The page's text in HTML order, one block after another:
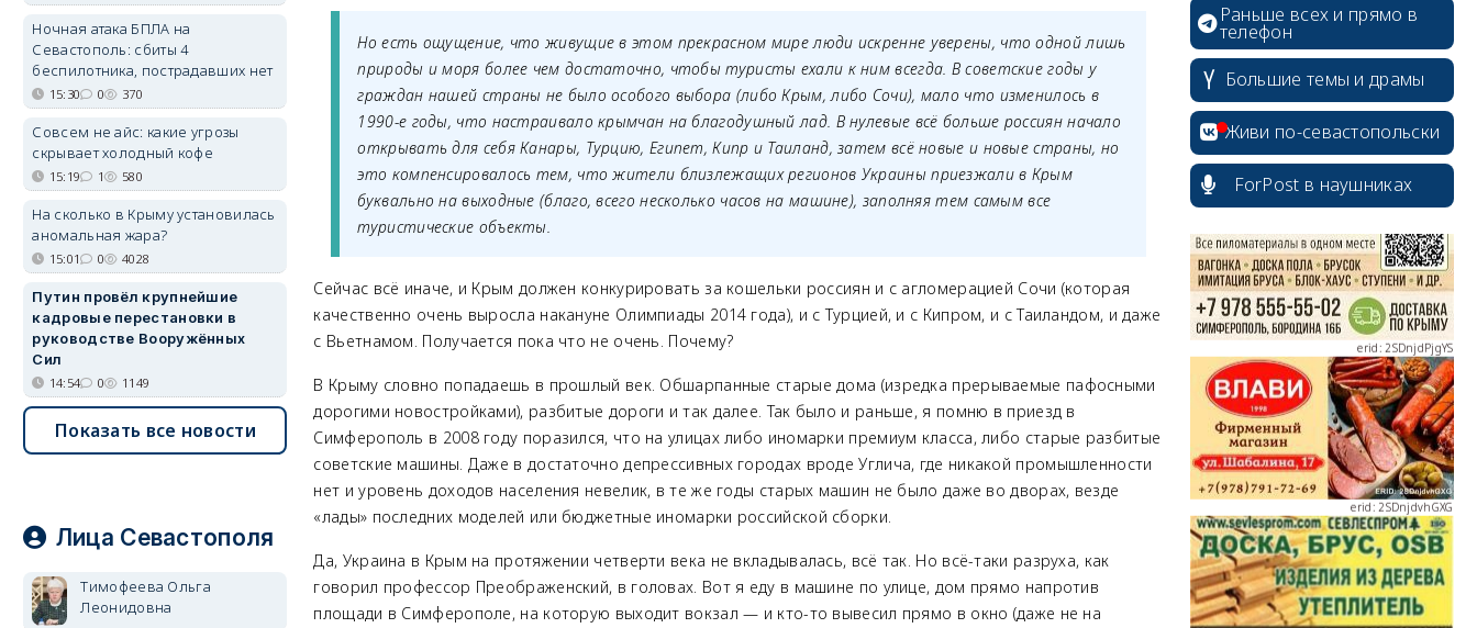
Но есть ощущение, что живущие в этом прекрасном мире люди искренне уверены, что одной лишь
природы и моря более чем достаточно, чтобы туристы ехали к ним всегда. В советские годы у
граждан нашей страны не было особого выбора (либо Крым, либо Сочи), мало что изменилось в
1990-е годы, что настраивало крымчан на благодушный лад. В нулевые всё больше россиян начало
открывать для себя Канары, Турцию, Египет, Кипр и Таиланд, затем всё новые и новые страны, но
это компенсировалось тем, что жители близлежащих регионов Украины приезжали в Крым
буквально на выходные (благо, всего несколько часов на машине), заполняя тем самым все
туристические объекты.
Сейчас всё иначе, и Крым должен конкурировать за кошельки россиян и с агломерацией Сочи (которая
качественно очень выросла накануне Олимпиады 2014 года), и с Турцией, и с Кипром, и с Таиландом, и даже
с Вьетнамом. Получается пока что не очень. Почему?
В Крыму словно попадаешь в прошлый век. Обшарпанные старые дома (изредка прерываемые пафосными
дорогими новостройками), разбитые дороги и так далее. Так было и раньше, я помню в приезд в
Симферополь в 2008 году поразился, что на улицах либо иномарки премиум класса, либо старые разбитые
советские машины. Даже в достаточно депрессивных городах вроде Углича, где никакой промышленности
нет и уровень доходов населения невелик, в те же годы старых машин не было даже во дворах, везде
«лады» последних моделей или бюджетные иномарки российской сборки.
Да, Украина в Крым на протяжении четверти века не вкладывалась, всё так. Но всё-таки разруха, как
говорил профессор Преображенский, в головах. Вот я еду в машине по улице, дом прямо напротив
площади в Симферополе, на которую выходит вокзал — и кто-то вывесил прямо в окно (даже не на
Ночная атака БПЛА на
Севастополь: сбиты 4
беспилотника, пострадавших нет
15:30 0 370
Совсем не айс: какие угрозы
скрывает холодный кофе
15:19 1 580
На сколько в Крыму установилась
аномальная жара?
15:01 0 4028
Путин провёл крупнейшие
кадровые перестановки в
руководстве Вооружённых
Сил
14:54 0 1149
Показать все новости
Лица Севастополя
Тимофеева Ольга
Леонидовна
Раньше всех и прямо в
телефон
Большие темы и драмы
Живи по-севастопольски
ForPost в наушниках
erid: 2SDnjcrDNw6
erid: 2SDnjdPjgYS
erid: 2SDnjdvhGXG
erid: 2SDnjcLUypt